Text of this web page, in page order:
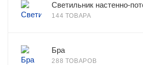
Светильник настенно-
144 ТОВАРА
Бра
288 ТОВАРОВ